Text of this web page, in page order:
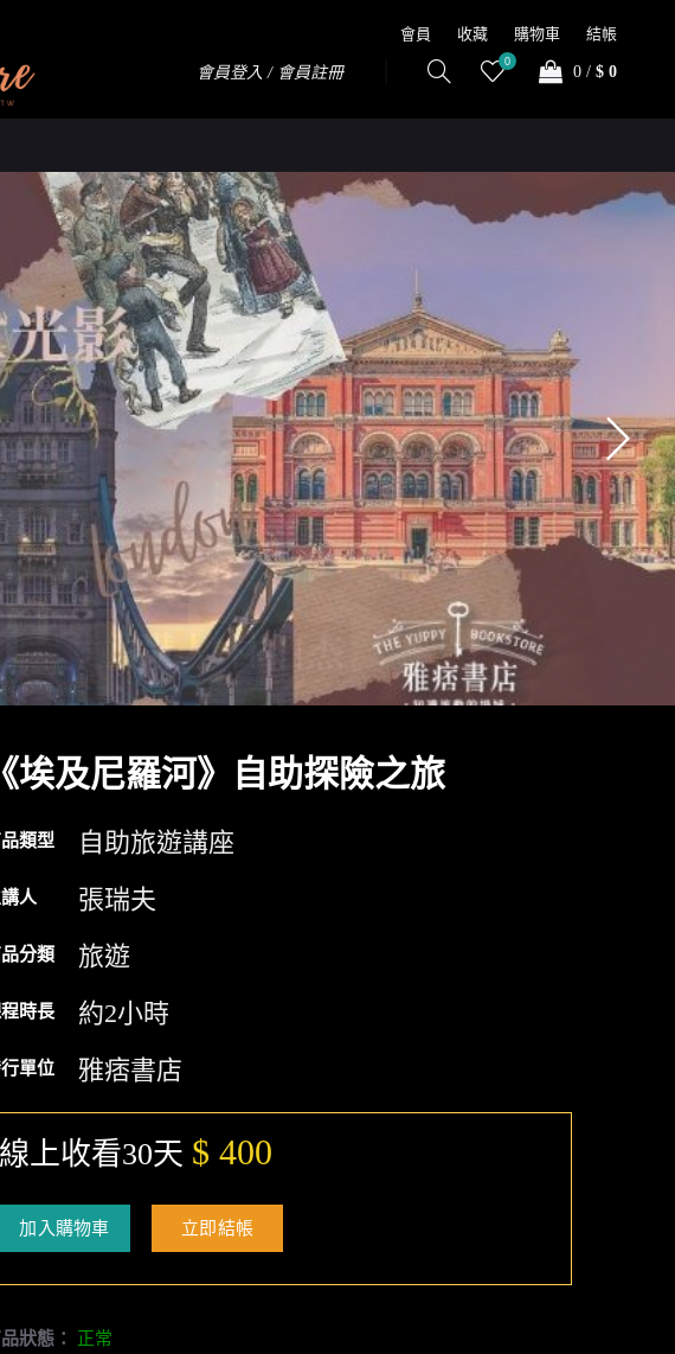
會員 收藏 購物車 結帳
會員登入 / 會員註冊
0
0 / $ 0
《埃及尼羅河》自助探險之旅
類型 自助旅遊講座
人 張瑞夫
分類 旅遊
時長 約2小時
單位 雅痞書店
線上收看30天 $ 400
加入購物車 立即結帳
狀態： 正常